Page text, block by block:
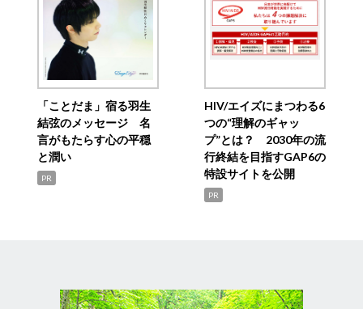
「ことだま」宿る羽生
結弦のメッセージ 名
言がもたらす心の平穏
と潤い
PR
HIV/エイズにまつわる6
つの“理解のギャッ
プ”とは？ 2030年の流
行終結を目指すGAP6の
特設サイトを公開
PR